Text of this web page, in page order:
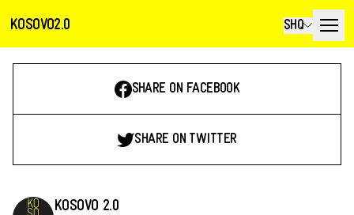
KOSOVO2.0 SHQ
SHARE ON FACEBOOK
SHARE ON TWITTER
KOSOVO 2.0